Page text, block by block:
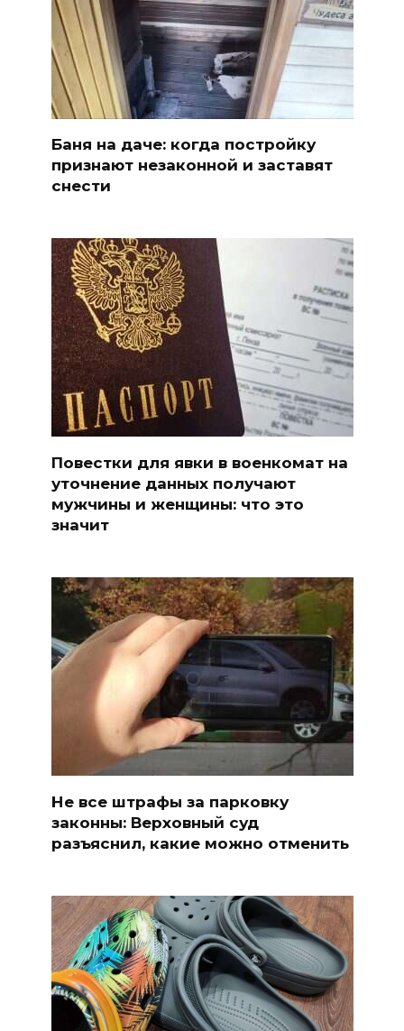
Баня на даче: когда постройку
признают незаконной и заставят
снести
Повестки для явки в военкомат на
уточнение данных получают
мужчины и женщины: что это
значит
Не все штрафы за парковку
законны: Верховный суд
разъяснил, какие можно отменить